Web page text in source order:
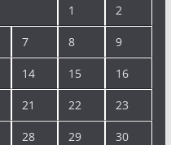
1 2
7 8 9
14 15 16
21 22 23
28 29 30